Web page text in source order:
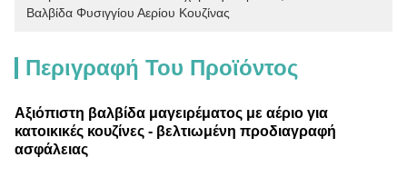
Βαλβίδα Φυσιγγίου Αερίου Κουζίνας
Περιγραφή Του Προϊόντος
Αξιόπιστη βαλβίδα μαγειρέματος με αέριο για
κατοικικές κουζίνες - βελτιωμένη προδιαγραφή
ασφάλειας